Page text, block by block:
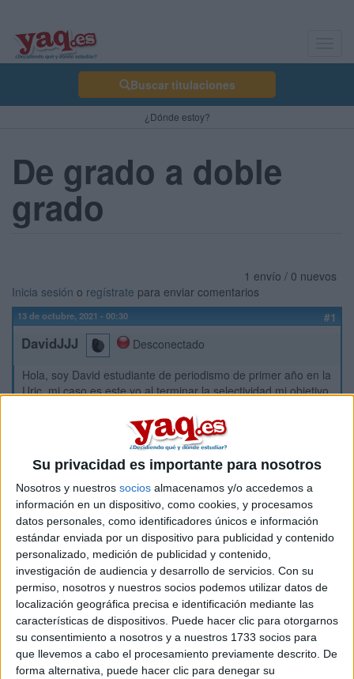
Su privacidad es importante para nosotros
Nosotros y nuestros socios almacenamos y/o accedemos a
información en un dispositivo, como cookies, y procesamos
datos personales, como identificadores únicos e información
estándar enviada por un dispositivo para publicidad y contenido
personalizado, medición de publicidad y contenido,
investigación de audiencia y desarrollo de servicios. Con su
permiso, nosotros y nuestros socios podemos utilizar datos de
localización geográfica precisa e identificación mediante las
características de dispositivos. Puede hacer clic para otorgarnos
su consentimiento a nosotros y a nuestros 1733 socios para
que llevemos a cabo el procesamiento previamente descrito. De
forma alternativa, puede hacer clic para denegar su
Buscar titulaciones
¿Dónde estoy?
De grado a doble
grado
1 envío / 0 nuevos
Inicia sesión o regístrate para enviar comentarios
13 de octubre, 2021 - 00:30 #1
DavidJJJ
Desconectado
Hola, soy David estudiante de periodismo de primer año en la
Urjc, mi caso es este yo al terminar la selectividad mi objetivo
periodismo+comunicación audiovisual, pero al final no entre
por unas décimas, y tuve que conformarme con periodismo,
mi pregunta es si yo al terminar este primer año de
periodismo cambiarme al doble grado convalidando
asignaturas, porque si no entre hace un año por unas
décimas la duda es de si teniendo el primer año pueda
cambiarme sin seguir teniendo esas décimas.
Gracias
Inicio
Etiquetas: La universidad - un mundo Periodismo